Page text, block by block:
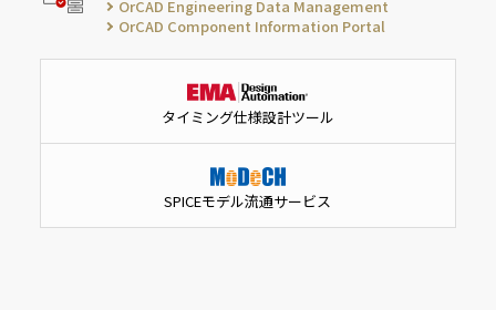
OrCAD Engineering Data Management
OrCAD Component Information Portal
タイミング仕様設計ツール
SPICEモデル流通サービス